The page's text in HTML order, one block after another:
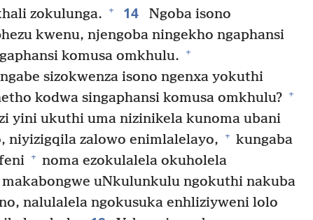
zokulunga.
+ 14
Ngoba isono
kwenu, njengoba ningekho ngaphansi
komusa omkhulu. +
sizokwenza isono ngenxa yokuthi
kodwa singaphansi komusa omkhulu? +
yini ukuthi uma nizinikela kunoma ubani
niyizigqila zalowo enimlalelayo,
+ kungaba
+ noma ezokulalela okuholela
makabongwe uNkulunkulu ngokuthi nakuba
nalulalela ngokusuka enhliziyweni lolo